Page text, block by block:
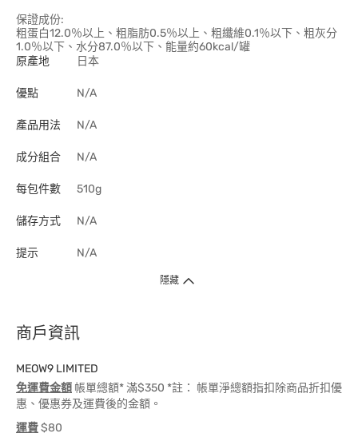
保證成份:
粗蛋白12.0％以上、粗脂肪0.5％以上、粗纖維0.1％以下、粗灰分
1.0％以下、水分87.0％以下、能量約60kcal/罐
原產地
日本
優點 N/A
產品用法 N/A
成分組合 N/A
每包件數 510g
儲存方式 N/A
提示 N/A
隱藏
商戶資訊
MEOW9 LIMITED
免運費金額 帳單總額* 滿$350 *註： 帳單淨總額指扣除商品折扣優
惠、優惠券及運費後的金額。
運費$80